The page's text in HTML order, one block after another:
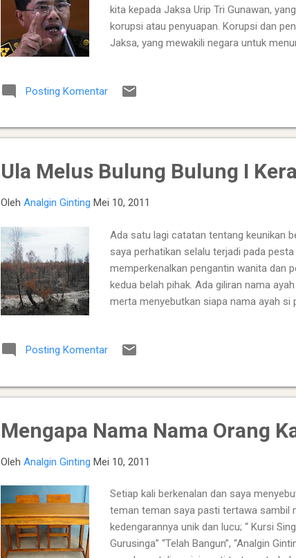
kita kepada Jaksa Urip Tri Gunawan,
korupsi atau penyuapan. Korupsi dan
Jaksa, yang mewakili negara untuk
sekali. Dalam 3 tahun, dua jaksa
Gagalnya pembinaan Moral dan
adalah representasi dari seluruh Jaksa.
Posting Komentar
Ula Melus Bulung Bulung I
Oleh Analgin Ginting Mei 10, 2011
Ada satu lagi catatan tentang keunikan
saya perhatikan selalu terjadi pada
memperkenalkan pengantin wanita dan
kedua belah pihak. Ada giliran nama
merta menyebutkan siapa nama ayah si
kerangen ku belasken gelar mama”,
kerangen”. Tidak lah layu daun daun di
disebut Ula melus bulung bul...
Posting Komentar
Mengapa Nama Nama Orang
Oleh Analgin Ginting Mei 10, 2011
Setiap kali berkenalan dan saya
teman teman saya pasti tertawa sambil
kedengarannya unik dan lucu; “ Kursi
Gurusinga” “Telah Bangun”, “Analgin